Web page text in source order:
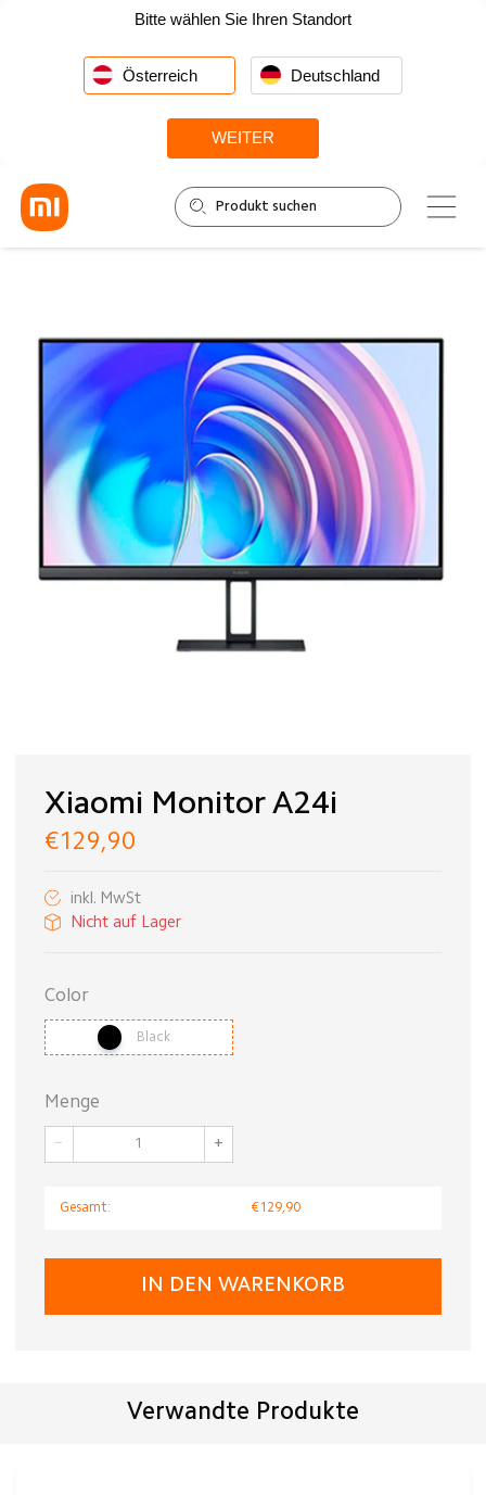
Bitte wählen Sie Ihren Standort
Österreich Deutschland
WEITER
Xiaomi Monitor A24i
€129,90
inkl. MwSt
Nicht auf Lager
Color
Black
Menge
− +
Gesamt: €129,90
IN DEN WARENKORB
Verwandte Produkte